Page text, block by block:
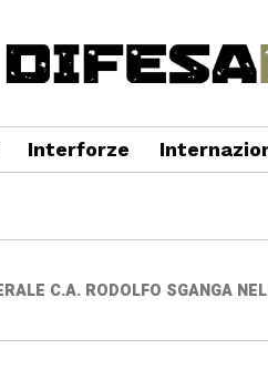
Interforze
C.A. RODOLFO SGANGA